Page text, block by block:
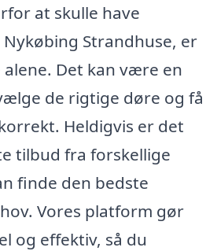
at skulle have
Strandhuse, er
Det kan være en
de rigtige døre og få
Heldigvis er det
tilbud fra forskellige
finde den bedste
Vores platform gør
og effektiv, så du